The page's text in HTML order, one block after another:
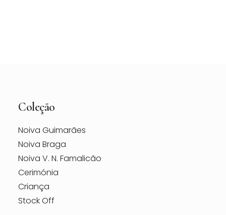
Coleção
Noiva Guimarães
Noiva Braga
Noiva V. N. Famalicão
Cerimónia
Criança
Stock Off